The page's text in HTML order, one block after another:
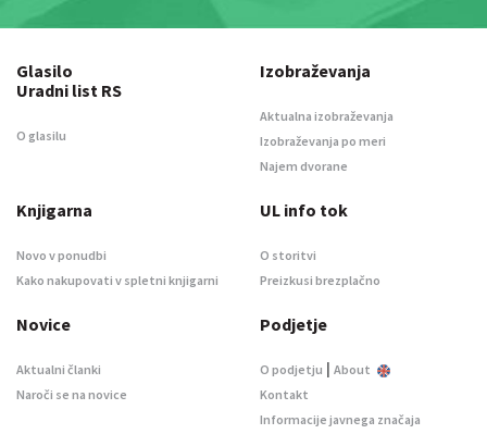
Glasilo
Uradni list RS
O glasilu
Izobraževanja
Aktualna izobraževanja
Izobraževanja po meri
Najem dvorane
Knjigarna
Novo v ponudbi
Kako nakupovati v spletni knjigarni
UL info tok
O storitvi
Preizkusi brezplačno
Novice
Aktualni članki
Naroči se na novice
Podjetje
O podjetju | About
Kontakt
Informacije javnega značaja